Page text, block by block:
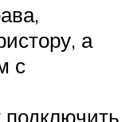
а
с
подключить